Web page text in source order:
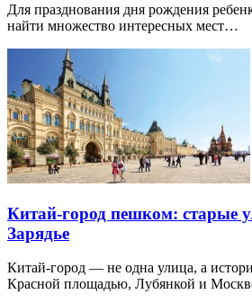
Для празднования дня рождения
найти множество интересных мест…
Китай-город пешком: старые
Зарядье
Китай-город — не одна улица, а
Красной площадью, Лубянкой и